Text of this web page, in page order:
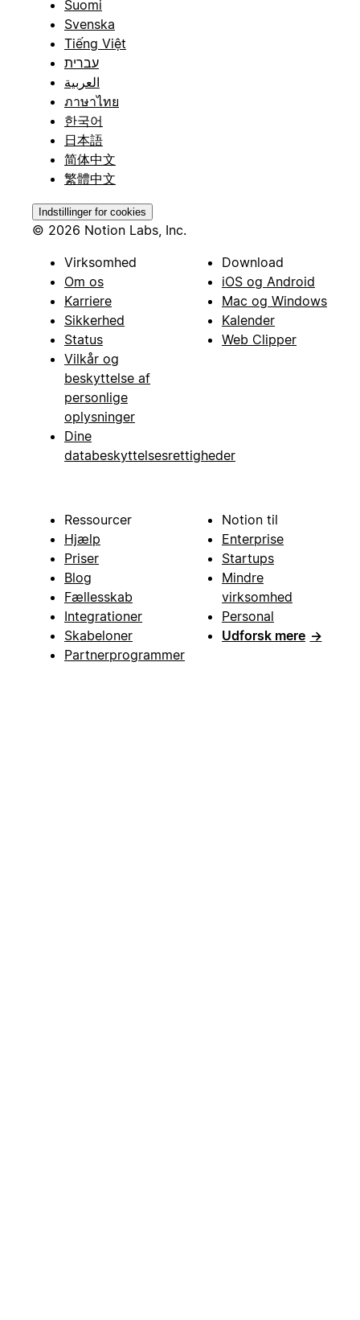
Suomi
Svenska
Tiếng Việt
עברית
العربية
ภาษาไทย
한국어
日本語
简体中文
繁體中文
Indstillinger for cookies
© 2026 Notion Labs, Inc.
Virksomhed
Om os
Karriere
Sikkerhed
Status
Vilkår og
beskyttelse af
personlige
oplysninger
Dine
databeskyttelsesrettigheder
Download
iOS og Android
Mac og Windows
Kalender
Web Clipper
Ressourcer
Hjælp
Priser
Blog
Fællesskab
Integrationer
Skabeloner
Partnerprogrammer
Notion til
Enterprise
Startups
Mindre
virksomhed
Personal
Udforsk mere →